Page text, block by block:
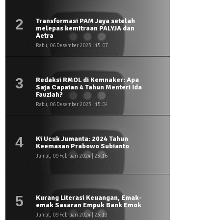
2
Transformasi PAM Jaya setelah
melepas kemitraan PALYJA dan
Aetra
Rabu, 06 Desember 2023 | 15:07
3
Redaksi RMOL di Kemnaker: Apa
Saja Capaian 4 Tahun Menteri Ida
Fauziah?
Rabu, 06 Desember 2023 | 15:04
4
Ki Ucuk Jumanta: 2024 Tahun
Keemasan Prabowo Subianto
Jumat, 09 Februari 2024 | 23:16
5
Kurang Literasi Keuangan, Emak-
emak Sasaran Empuk Bank Emok
Jumat, 09 Februari 2024 | 23:13